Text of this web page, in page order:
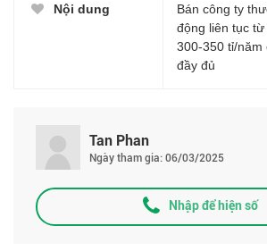
Nội dung
Bán công ty
động liên tục
300-350 tỉ/năm
đầy đủ
Tan Phan
Ngày tham gia: 06/03/2025
Nhập để hiện số